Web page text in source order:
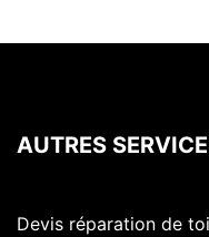
AUTRES
Devis réparation de